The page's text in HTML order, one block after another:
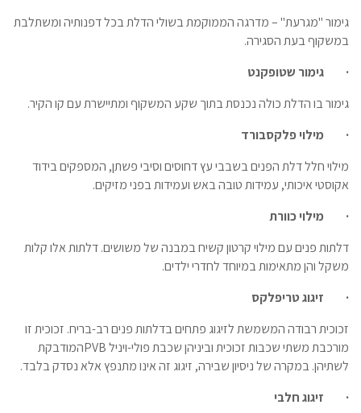
גימור "מגרעת" – מדרגה הממוקמת בשולי הדלת בכל דפנותיה ומשתלבת
במשקוף בעת הסגירה.
· גימור שטופקנט
גימור בו הדלת כולה נכנסת בתוך שקע המשקוף ומתיישרת עם קו הקיר.
· מילוי פלקסבורד
מילוי חלל דלת הפנים בשבבי עץ דחוסים וסיבי פשתן, המספקים בידוד
אקוסטי איכותי, עמידות טובה באש ועמידות בפני מזיקים.
· מילוי כוורת
דלתות פנים עם מילוי קרטון קשיח במבנה של משושים. דלתות אלו קלות
משקל והן מתאימות במיוחד לחדרי ילדים.
· זיגוג טריפלקס
זכוכית רבודה המשמשת לזיגוג פתחים בדלתות פנים רב-בריח. זכוכית זו
מורכבת משתי שכבות זכוכית וביניהן שכבת פולי-וינילPVBהמודבקת
לשתיהן. במקרה של ניסיון שבירה, זיגוג זה אינו מתנפץ אלא נסדק בלבד.
· זיגוג חלבי